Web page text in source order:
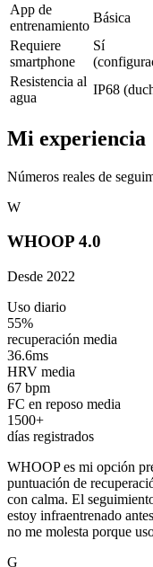
App de
entrenamiento
Básica
Requiere
smartphone
Sí
Resistencia al
agua
IP68
Mi experiencia
Números reales de
W
WHOOP 4.0
Desde 2022
Uso diario
55%
recuperación media
36.6ms
HRV media
67 bpm
FC en reposo media
1500+
días registrados
WHOOP es mi opción
puntuación de
con calma. El
estoy infraentrenado
no me molesta porque
G